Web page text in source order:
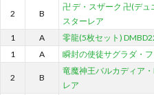
2 B
卍 デ・スザーク 卍(デュ
スターレア
1 A 零龍(5枚セット)
1
A 瞬封の使徒サグラダ・
2 B
竜魔神王バルカディア
レア